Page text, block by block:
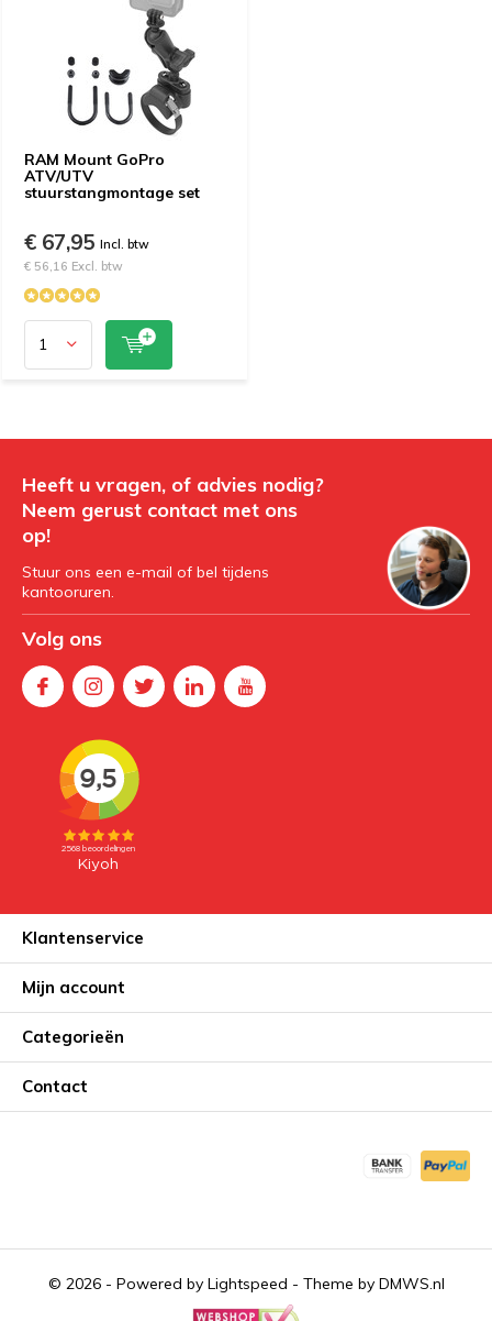
RAM Mount GoPro
ATV/UTV
stuurstangmontage set
€ 67,95 Incl. btw
€ 56,16 Excl. btw
Heeft u vragen, of advies nodig?
Neem gerust contact met ons
op!
Stuur ons een e-mail of bel tijdens
kantooruren.
Volg ons
Klantenservice
Mijn account
Categorieën
Contact
© 2026 - Powered by Lightspeed - Theme by DMWS.nl